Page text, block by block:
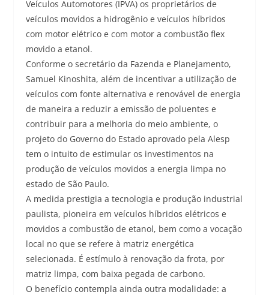
Veículos Automotores (IPVA) os proprietários de
veículos movidos a hidrogênio e veículos híbridos
com motor elétrico e com motor a combustão flex
movido a etanol.
Conforme o secretário da Fazenda e Planejamento,
Samuel Kinoshita, além de incentivar a utilização de
veículos com fonte alternativa e renovável de energia
de maneira a reduzir a emissão de poluentes e
contribuir para a melhoria do meio ambiente, o
projeto do Governo do Estado aprovado pela Alesp
tem o intuito de estimular os investimentos na
produção de veículos movidos a energia limpa no
estado de São Paulo.
A medida prestigia a tecnologia e produção industrial
paulista, pioneira em veículos híbridos elétricos e
movidos a combustão de etanol, bem como a vocação
local no que se refere à matriz energética
selecionada. É estímulo à renovação da frota, por
matriz limpa, com baixa pegada de carbono.
O benefício contempla ainda outra modalidade: a